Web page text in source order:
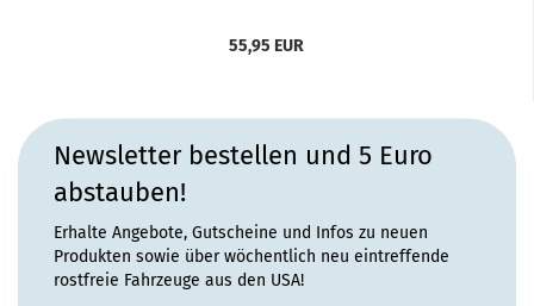
55,95 EUR
Newsletter bestellen und 5 Euro
abstauben!
Erhalte Angebote, Gutscheine und Infos zu neuen
Produkten sowie über wöchentlich neu eintreffende
rostfreie Fahrzeuge aus den USA!